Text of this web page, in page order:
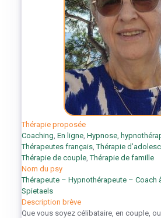
Nom du psy
Thérapeute – Hypnothérapeute – Coach
Spietaels
Thérapie proposée
Coaching, En ligne, Hypnose,
Thérapeutes français,Thérapie
Thérapie de couple,Thérapie de famille
Description brève
Que vous soyez célibataire, en couple,